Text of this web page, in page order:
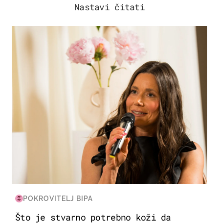
Nastavi čitati
MODA & LJEPOTA
POKROVITELJ BIPA
Što je stvarno potrebno koži da